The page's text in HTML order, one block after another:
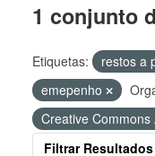
1 conjunto
Etiquetas: restos a
emepenho
Creative Commons
Filtrar Resultados